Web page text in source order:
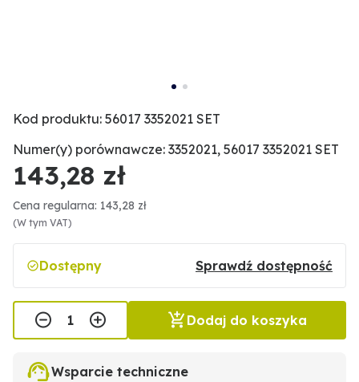
Kod produktu: 56017 3352021 SET
Numer(y) porównawcze: 3352021, 56017 3352021 SET
143,28 zł
Cena regularna: 143,28 zł
(W tym VAT)
Dostępny Sprawdź dostępność
Dodaj do koszyka
Wsparcie techniczne